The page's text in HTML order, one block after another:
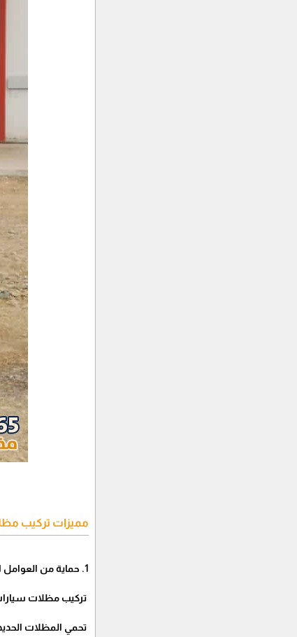
مميزات تركيب
1. حماية من العوامل الجوية: تواجه المدينة المنورة درجات حرارة مرتفعة وشمساً قوية طوال العام.
تركيب مظلات
تحمي المظلات